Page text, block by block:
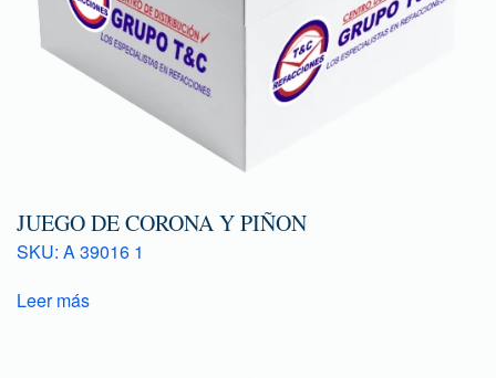
JUEGO DE CORONA Y PIÑON
SKU: A 39016 1
Leer más